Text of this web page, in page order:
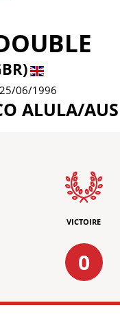
06/1996
ALULA/AUS
VICTOIRE
0